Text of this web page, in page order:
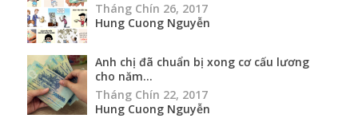
Tháng Chín 26, 2017
Hung Cuong Nguyễn
Anh chị đã chuẩn bị xong cơ cấu lương
cho năm...
Tháng Chín 22, 2017
Hung Cuong Nguyễn